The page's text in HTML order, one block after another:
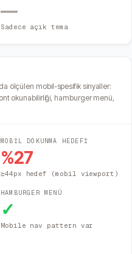
—
Sadece açık tema
ölçülen mobil-spesifik sinyaller:
okunabilirliği, hamburger menü,
MOBİL DOKUNMA HEDEFİ
%27
≥44px hedef (mobil viewport)
HAMBURGER MENÜ
✓
Mobile nav pattern var